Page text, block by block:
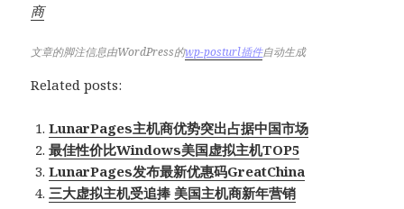
商
文章的脚注信息由WordPress的wp-posturl插件自动生成
Related posts:
LunarPages主机商优势突出占据中国市场
最佳性价比Windows美国虚拟主机TOP5
LunarPages发布最新优惠码GreatChina
三大虚拟主机受追捧 美国主机商新年营销